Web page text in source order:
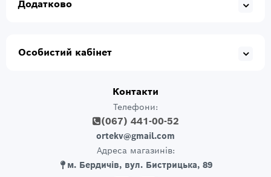
Додатково
Особистий кабінет
Контакти
Телефони:
(067) 441-00-52
ortekv@gmail.com
Адреса магазинів:
м. Бердичів, вул. Бистрицька, 89